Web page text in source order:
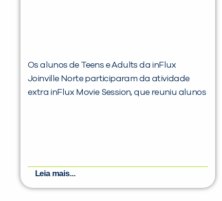
Os alunos de Teens e Adults da inFlux
Joinville Norte participaram da atividade
extra inFlux Movie Session, que reuniu alunos
Leia mais...